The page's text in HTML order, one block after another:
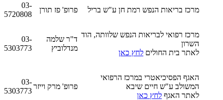
מרכז בריאות הנפש רמת חן ע"ש בריל פרופ' פז תורן
03-
5720808
מרכז רפואי לבריאות הנפש שלוותה, הוד
השרון
לאתר בית החולים לחץ כאן
ד"ר שלמה
מנדלוביץ
03-
5303773
האגף הפסיכיאטרי במרכז הרפואי
המשולב ע"ש חיים שיבא
לאתר האגף לחץ כאן
פרופ' מרק וייזר
03-
5303773